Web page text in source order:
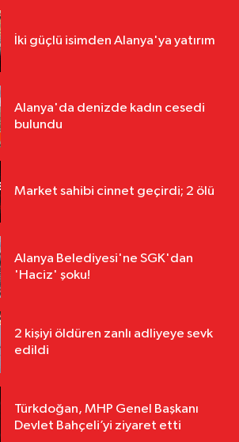
İki güçlü isimden Alanya'ya yatırım
Alanya'da denizde kadın cesedi
bulundu
Market sahibi cinnet geçirdi; 2 ölü
Alanya Belediyesi'ne SGK'dan
'Haciz' şoku!
2 kişiyi öldüren zanlı adliyeye sevk
edildi
Türkdoğan, MHP Genel Başkanı
Devlet Bahçeli’yi ziyaret etti